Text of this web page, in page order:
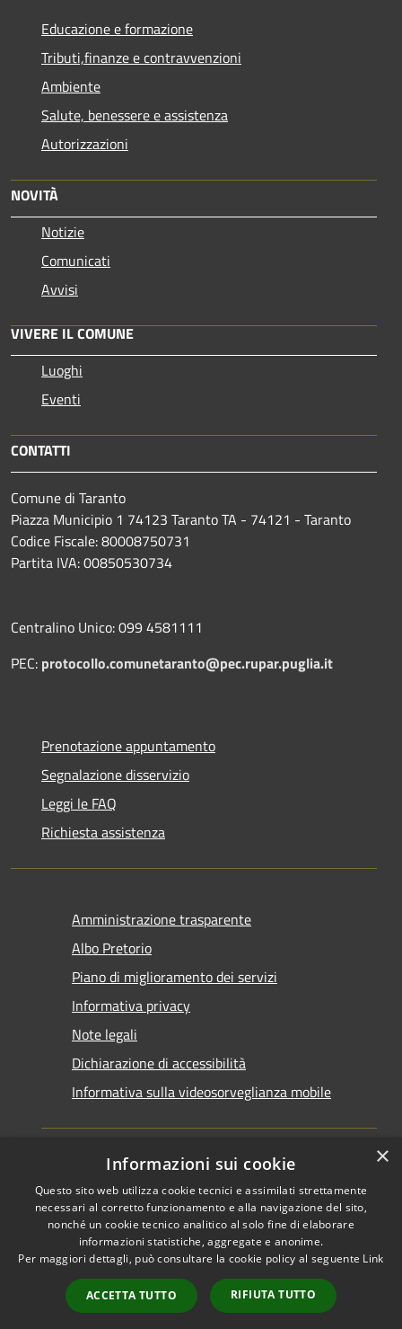
Educazione e formazione
Tributi,finanze e contravvenzioni
Ambiente
Salute, benessere e assistenza
Autorizzazioni
NOVITÀ
Notizie
Comunicati
Avvisi
VIVERE IL COMUNE
Luoghi
Eventi
CONTATTI
Comune di Taranto
Piazza Municipio 1 74123 Taranto TA - 74121 - Taranto
Codice Fiscale: 80008750731
Partita IVA: 00850530734
Centralino Unico: 099 4581111
PEC: protocollo.comunetaranto@pec.rupar.puglia.it
Prenotazione appuntamento
Segnalazione disservizio
Leggi le FAQ
Richiesta assistenza
Amministrazione trasparente
Albo Pretorio
Piano di miglioramento dei servizi
Informativa privacy
Note legali
Dichiarazione di accessibilità
Informativa sulla videosorveglianza mobile
RSS
Accessibilità
Cookie
Mappa del sito
Area riservata del
Copyright © 2026 • Comune di
Taranto • Powered by
Municipium•Accesso
redazione
×
Informazioni sui cookie
Questo sito web utilizza cookie tecnici e assimilati strettamente
necessari al corretto funzionamento e alla navigazione del sito,
nonché un cookie tecnico analitico al solo fine di elaborare
informazioni statistiche, aggregate e anonime.
Per maggiori dettagli, può consultare la cookie policy al seguente Link
ACCETTA TUTTO RIFIUTA TUTTO